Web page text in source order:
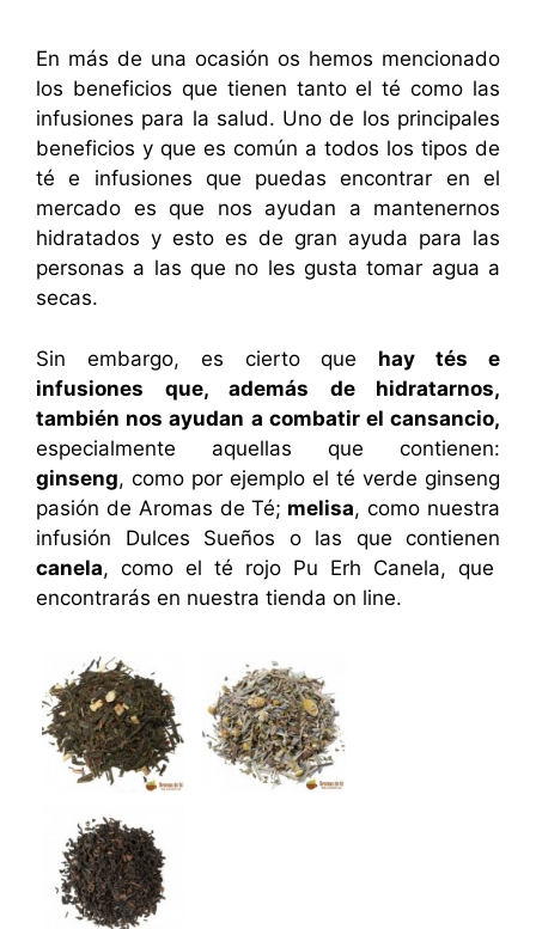
En más de una ocasión os hemos mencionado
los beneficios que tienen tanto el té como las
infusiones para la salud. Uno de los principales
beneficios y que es común a todos los tipos de
té e infusiones que puedas encontrar en el
mercado es que nos ayudan a mantenernos
hidratados y esto es de gran ayuda para las
personas a las que no les gusta tomar agua a
secas.
Sin embargo, es cierto que hay tés e
infusiones que, además de hidratarnos,
también nos ayudan a combatir el cansancio,
especialmente aquellas que contienen:
ginseng, como por ejemplo el té verde ginseng
pasión de Aromas de Té; melisa, como nuestra
infusión Dulces Sueños o las que contienen
canela, como el té rojo Pu Erh Canela, que
encontrarás en nuestra tienda on line.